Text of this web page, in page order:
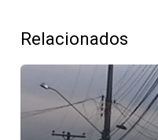
Relacionados